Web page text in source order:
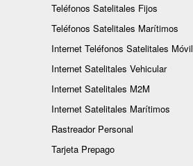
Teléfonos Satelitales Fijos
Teléfonos Satelitales Marítimos
Internet Teléfonos Satelitales Móvil
Internet Satelitales Vehicular
Internet Satelitales M2M
Internet Satelitales Marítimos
Rastreador Personal
Tarjeta Prepago